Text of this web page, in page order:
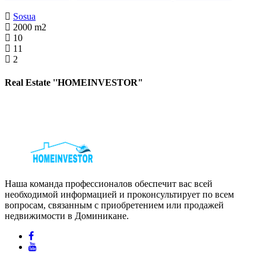
Sosua
2000 m2
10
11
2
Real Estate ''HOMEINVESTOR"
Наша команда профессионалов обеспечит вас всей
необходимой информацией и проконсультирует по всем
вопросам, связанным с приобретением или продажей
недвижимости в Доминикане.